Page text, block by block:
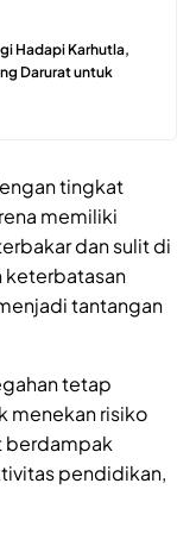
Hadapi Karhutla,
Darurat untuk
tingkat
memiliki
dan sulit di
keterbatasan
tantangan
tetap
menekan risiko
berdampak
pendidikan,